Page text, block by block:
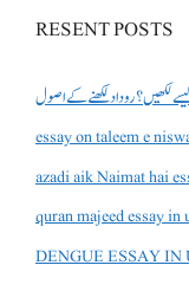
RESENT POSTS
لکھیں؟ روداد لکھنے کے اصول